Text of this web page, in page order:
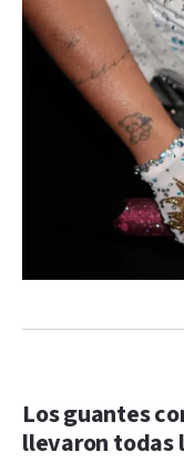
Los guantes
llevaron todas